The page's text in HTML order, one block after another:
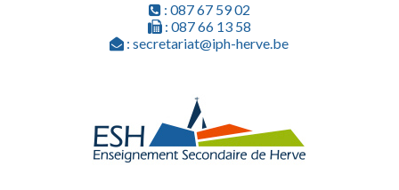
: 087 67 59 02
: 087 66 13 58
: secretariat@iph-herve.be